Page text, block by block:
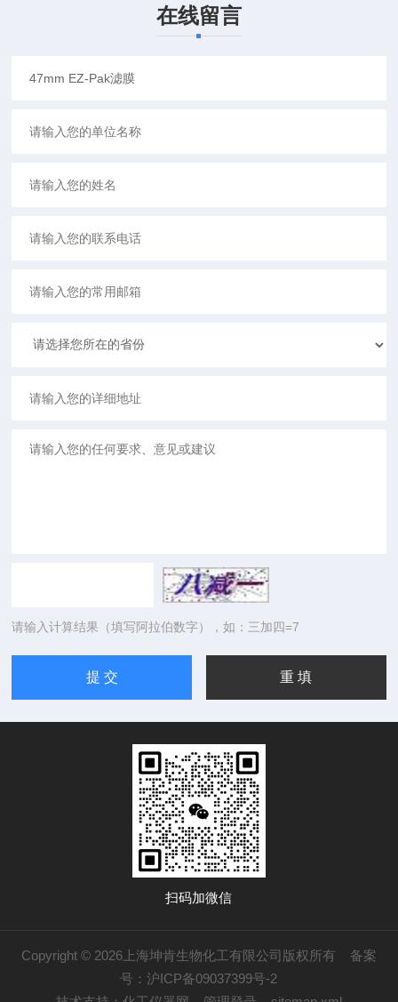
在线留言
请输入计算结果（填写阿拉伯数字），如：三加四=7
扫码加微信
Copyright © 2026上海坤肯生物化工有限公司版权所有 备案
号：沪ICP备09037399号-2